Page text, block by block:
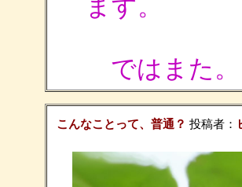
ます。
ではまた。
こんなことって、普通？ 投稿者：